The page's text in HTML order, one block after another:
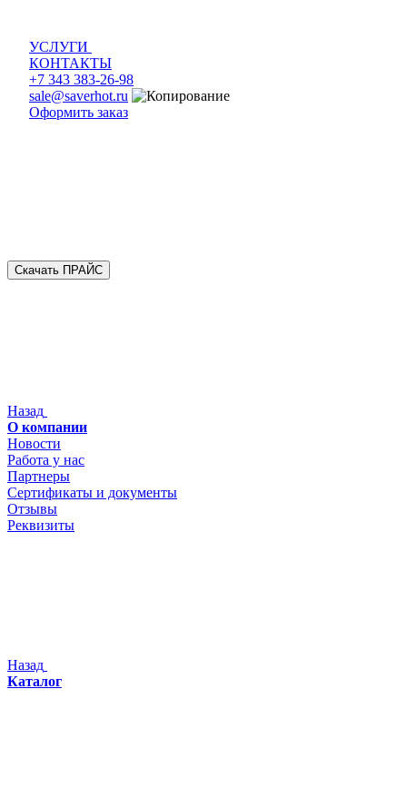
УСЛУГИ
КОНТАКТЫ
+7 343 383-26-98
sale@saverhot.ru
Оформить заказ
Скачать ПРАЙС
Назад
О компании
Новости
Работа у нас
Партнеры
Сертификаты и документы
Отзывы
Реквизиты
Назад
Каталог